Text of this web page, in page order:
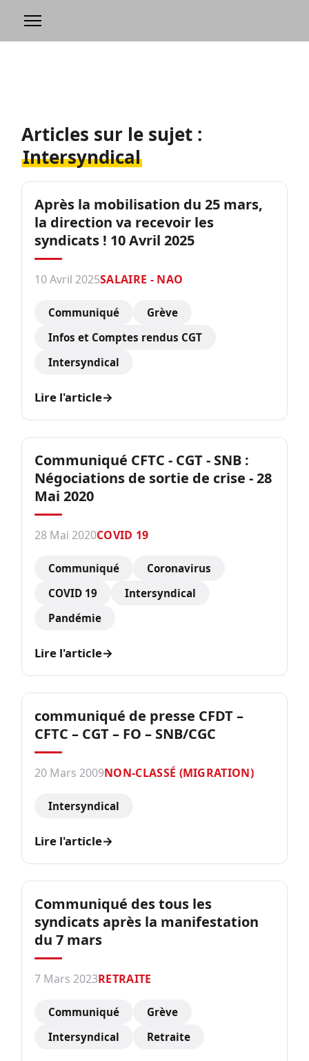
Articles sur le sujet :
Intersyndical
Après la mobilisation du 25 mars,
la direction va recevoir les
syndicats ! 10 Avril 2025
10 Avril 2025SALAIRE - NAO
Communiqué
Grève
Infos et Comptes rendus CGT
Intersyndical
Lire l'article→
Communiqué CFTC - CGT - SNB :
Négociations de sortie de crise - 28
Mai 2020
28 Mai 2020COVID 19
Communiqué
Coronavirus
COVID 19
Intersyndical
Pandémie
Lire l'article→
communiqué de presse CFDT –
CFTC – CGT – FO – SNB/CGC
20 Mars 2009NON-CLASSÉ (MIGRATION)
Intersyndical
Lire l'article→
Communiqué des tous les
syndicats après la manifestation
du 7 mars
7 Mars 2023RETRAITE
Communiqué
Grève
Intersyndical
Retraite